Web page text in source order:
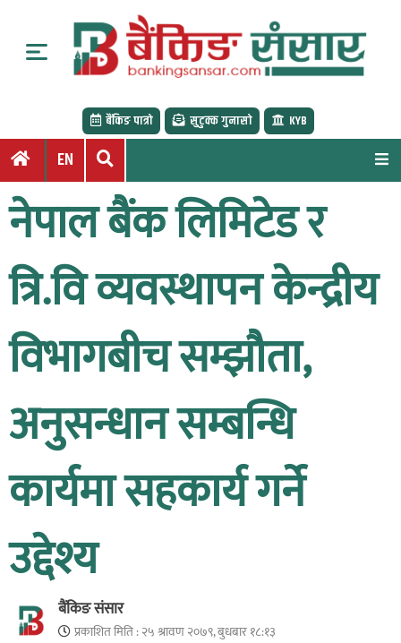
o
बैंकिङ पात्रो सुटुक्क गुनासो KYB
EN
नेपाल बैंक लिमिटेड र
त्रि.वि व्यवस्थापन केन्द्रीय
विभागबीच सम्झौता,
अनुसन्धान सम्बन्धि
कार्यमा सहकार्य गर्ने
उद्देश्य
बैंकिङ संसार
प्रकाशित मिति :२५ श्रावण २०७९, बुधबार १८:१३